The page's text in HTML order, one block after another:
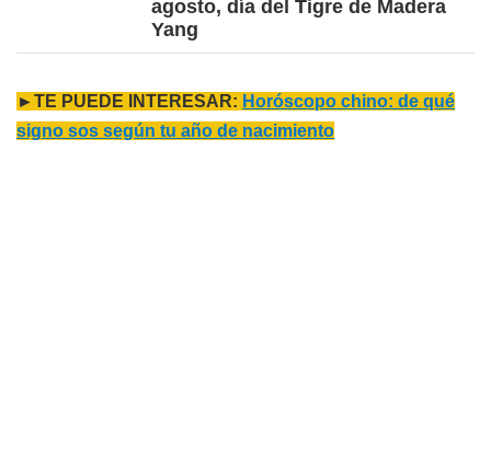
agosto, día del Tigre de Madera
Yang
►TE PUEDE INTERESAR: Horóscopo chino: de qué
signo sos según tu año de nacimiento